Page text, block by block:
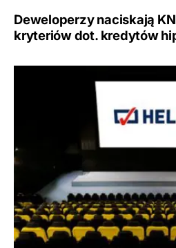
Deweloperzy naciskają
kryteriów dot. kredytów